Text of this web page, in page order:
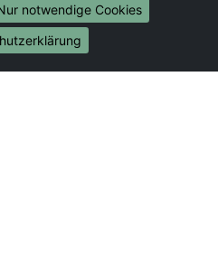
Brasilien
Brunei Darussalam
notwendige Cookies